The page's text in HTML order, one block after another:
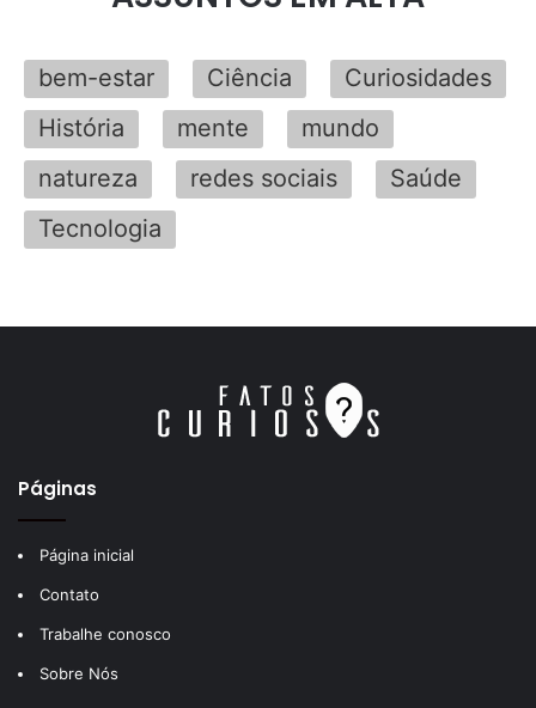
bem-estar Ciência
Curiosidades
História
mente
mundo
natureza
redes sociais
Saúde
Tecnologia
Páginas
Página inicial
Contato
Trabalhe conosco
Sobre Nós